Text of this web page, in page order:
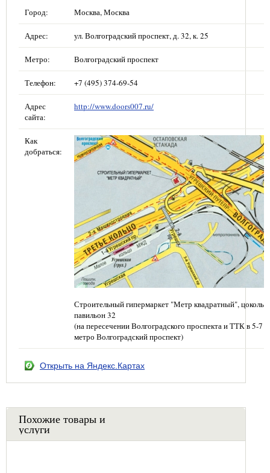
Город: Москва, Москва
Адрес: ул. Волгоградский проспект, д. 32, к. 25
Метро: Волгоградский проспект
Телефон: +7 (495) 374-69-54
Адрес
сайта:
http://www.doors007.ru/
Как
добраться:
Строительный гипермаркет "Метр квадратный",
павильон 32
(на пересечении Волгоградского проспекта и ТТК в 5-7
метро Волгоградский проспект)
Открыть на Яндекс.Картах
Похожие товары и
услуги